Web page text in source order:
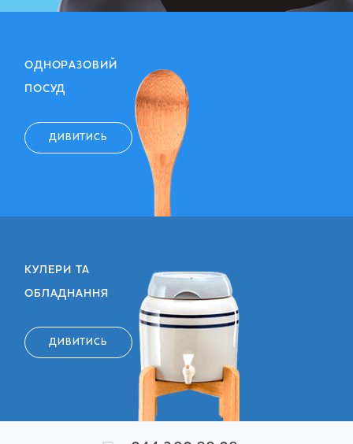
ОДНОРАЗОВИЙ
ПОСУД
ДИВИТИСЬ
КУЛЕРИ ТА
ОБЛАДНАННЯ
ДИВИТИСЬ